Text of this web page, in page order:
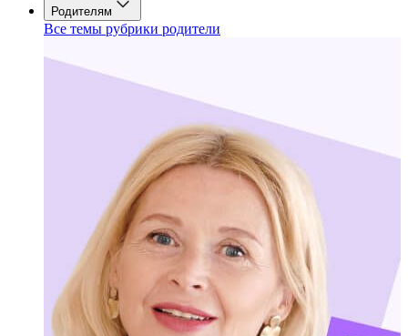
Родителям
Все темы рубрики родители